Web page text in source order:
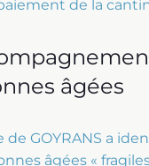
de la
âgées
de GOYRANS a
âgées «